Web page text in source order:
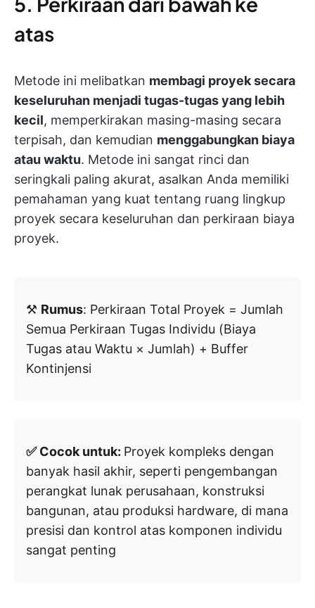
atas
Metode ini melibatkan membagi proyek secara
keseluruhan menjadi tugas-tugas yang lebih
kecil, memperkirakan masing-masing secara
terpisah, dan kemudian menggabungkan biaya
atau waktu. Metode ini sangat rinci dan
seringkali paling akurat, asalkan Anda memiliki
pemahaman yang kuat tentang ruang lingkup
proyek secara keseluruhan dan perkiraan biaya
proyek.
⚒️ Rumus: Perkiraan Total Proyek = Jumlah
Semua Perkiraan Tugas Individu (Biaya
Tugas atau Waktu × Jumlah) + Buffer
Kontinjensi
✅ Cocok untuk: Proyek kompleks dengan
banyak hasil akhir, seperti pengembangan
perangkat lunak perusahaan, konstruksi
bangunan, atau produksi hardware, di mana
presisi dan kontrol atas komponen individu
sangat penting